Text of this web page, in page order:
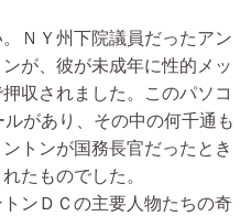
ＮＹ州下院議員だったアン
が、彼が未成年に性的メッ
収されました。このパソコ
があり、その中の何千通も
トンが国務長官だったとき
れたものでした。
ンＤＣの主要人物たちの奇